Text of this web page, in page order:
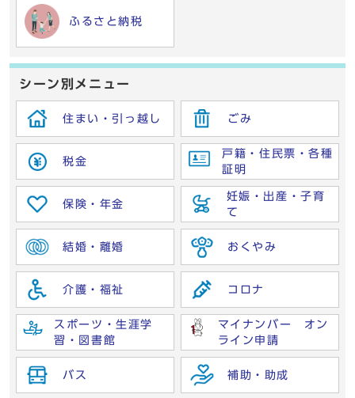
ふるさと納税
シーン別メニュー
住まい・引っ越し ごみ
税金
戸籍・住民票・各種
証明
保険・年金
妊娠・出産・子育
て
結婚・離婚 おくやみ
介護・福祉 コロナ
スポーツ・生涯学
習・図書館
マイナンバー オン
ライン申請
バス 補助・助成